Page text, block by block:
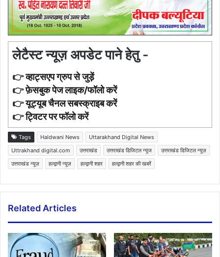
लेटैस्ट न्यूज़ अपडेट पाने हेतु -
👉व्हाट्सएप ग्रुप से जुड़ें
👉फ़ेसबुक पेज लाइक/फॉलो करें
👉यूट्यूब चैनल सबस्क्राइब करें
👉ट्विटर पर फॉलो करें
Tags Haldwani News
Uttarakhand Digital News
Uttrakhand digital.com
उत्तराखंड उत्तराखंड डिजिटल न्यूज
उत्तराखंड डिजिटल न्यूज़
उत्तराखंड न्यूज़
हल्द्वानी न्यूज़ हल्द्वानी शहर हल्द्वानी शहर की खबरें
Related Articles